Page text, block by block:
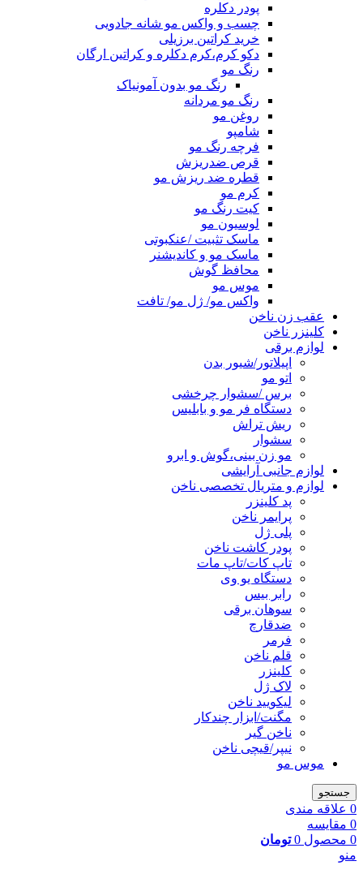
پودر دکلره
چسب و واکس مو شانه جادویی
خرید کراتین برزیلی
دکو کرم،کرم دکلره و کراتین ارگان
رنگ مو
رنگ مو بدون آمونیاک
رنگ مو مردانه
روغن مو
شامپو
فرچه رنگ مو
قرص ضدریزش
قطره ضد ریزش مو
کرم مو
کیت رنگ مو
لوسیون مو
ماسک تثبیت /عنکبوتی
ماسک مو و کاندیشنر
محافظ گوش
موس مو
واکس مو/ ژل مو/ تافت
عقب زن ناخن
کلینزر ناخن
لوازم برقی
اپیلاتور/شیور بدن
اتو مو
برس /سشوار چرخشی
دستگاه فر مو و بابلیس
ریش تراش
سشوار
مو زن بینی،گوش و ابرو
لوازم جانبی آرایشی
لوازم و متریال تخصصی ناخن
پد کلینزر
پرایمر ناخن
پلی ژل
پودر کاشت ناخن
تاپ کات/تاپ مات
دستگاه یو وی
رابر بیس
سوهان برقی
ضدقارچ
فرمر
قلم ناخن
کلینزر
لاک ژل
لیکوييد ناخن
مگنت/ابزار چندکار
ناخن گیر
نیپر/قیچی ناخن
موس مو
جستجو
0 علاقه مندی
0 مقایسه
0 محصول 0 تومان
منو